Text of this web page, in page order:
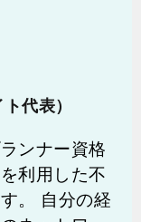
代表）
ンナー資格
利用した不
。 自分の経